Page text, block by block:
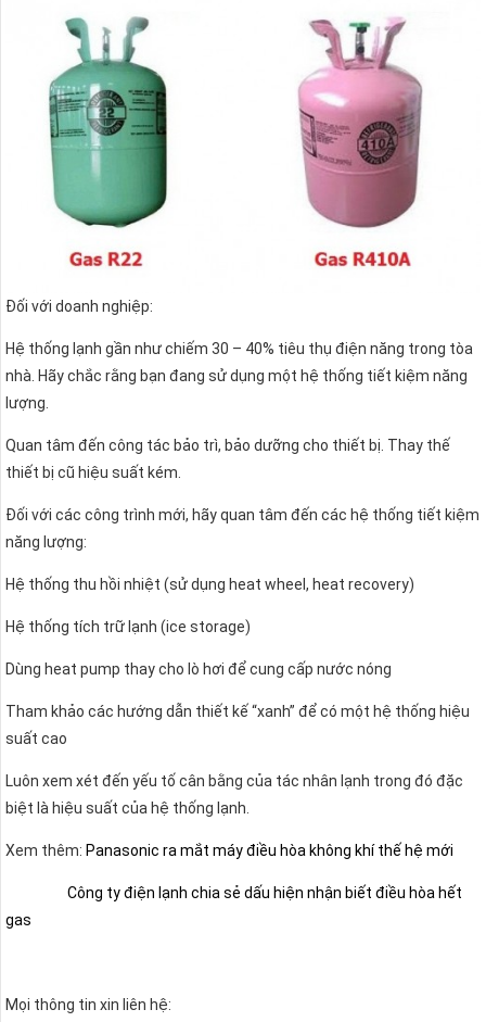
Đối với doanh nghiệp:
Hệ thống lạnh gần như chiếm 30 – 40% tiêu thụ điện năng trong tòa
nhà. Hãy chắc rằng bạn đang sử dụng một hệ thống tiết kiệm năng
lượng.
Quan tâm đến công tác bảo trì, bảo dưỡng cho thiết bị. Thay thế
thiết bị cũ hiệu suất kém.
Đối với các công trình mới, hãy quan tâm đến các hệ thống tiết kiệm
năng lượng:
Hệ thống thu hồi nhiệt (sử dụng heat wheel, heat recovery)
Hệ thống tích trữ lạnh (ice storage)
Dùng heat pump thay cho lò hơi để cung cấp nước nóng
Tham khảo các hướng dẫn thiết kế “xanh” để có một hệ thống hiệu
suất cao
Luôn xem xét đến yếu tố cân bằng của tác nhân lạnh trong đó đặc
biệt là hiệu suất của hệ thống lạnh.
Xem thêm: Panasonic ra mắt máy điều hòa không khí thế hệ mới
Công ty điện lạnh chia sẻ dấu hiện nhận biết điều hòa hết
gas
Mọi thông tin xin liên hệ: